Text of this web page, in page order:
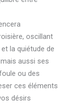
oscillant
la quiétude de
aussi ses
ou des
ces éléments
désirs